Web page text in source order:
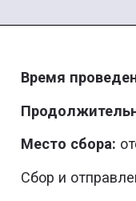
Время
Место сбора:
Сбор и